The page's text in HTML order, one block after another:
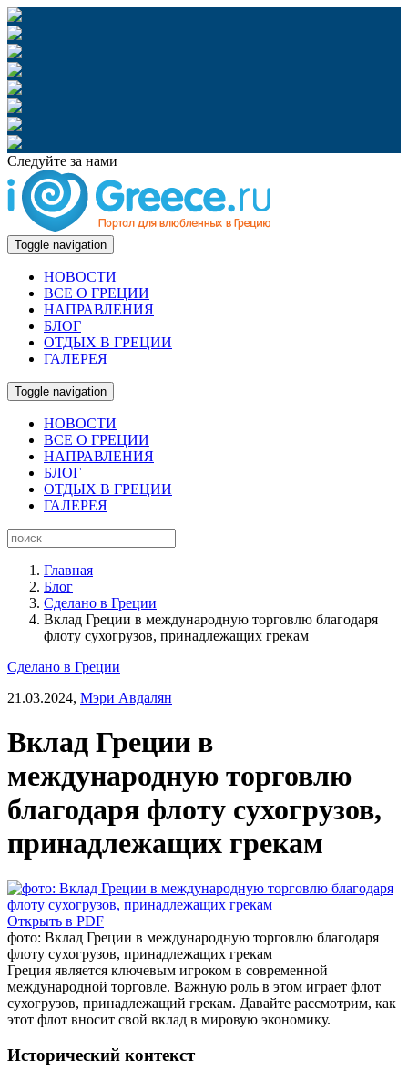
Следуйте за нами
Toggle navigation
НОВОСТИ
ВСЕ О ГРЕЦИИ
НАПРАВЛЕНИЯ
БЛОГ
ОТДЫХ В ГРЕЦИИ
ГАЛЕРЕЯ
Toggle navigation
НОВОСТИ
ВСЕ О ГРЕЦИИ
НАПРАВЛЕНИЯ
БЛОГ
ОТДЫХ В ГРЕЦИИ
ГАЛЕРЕЯ
Главная
Блог
Сделано в Греции
Вклад Греции в международную торговлю благодаря
флоту сухогрузов, принадлежащих грекам
Сделано в Греции
21.03.2024, Мэри Авдалян
Вклад Греции в
международную торговлю
благодаря флоту сухогрузов,
принадлежащих грекам
Открыть в PDF
фото: Вклад Греции в международную торговлю благодаря
флоту сухогрузов, принадлежащих грекам
Греция является ключевым игроком в современной
международной торговле. Важную роль в этом играет флот
сухогрузов, принадлежащий грекам. Давайте рассмотрим, как
этот флот вносит свой вклад в мировую экономику.
Исторический контекст